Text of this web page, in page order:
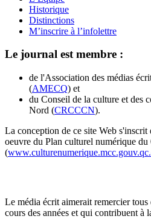
Historique
Distinctions
M’inscrire à l’infolettre
Le journal est membre :
de l'Association des médias
(AMECQ) et
du Conseil de la culture et des
Nord (CRCCCN).
La conception de ce site Web s'inscrit
oeuvre du Plan culturel numérique du
(
Le média écrit aimerait remercier
cours des années et qui contribuent à